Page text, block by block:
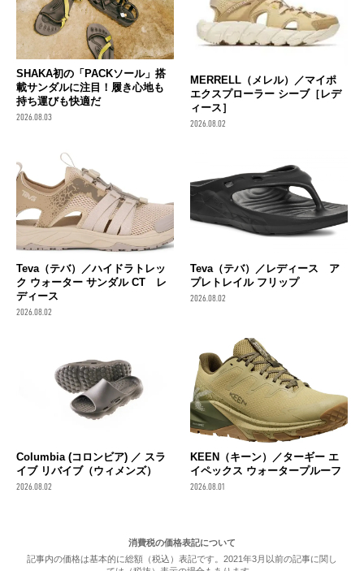
SHAKA初の「PACKソール」搭
載サンダルに注目！履き心地も
持ち運びも快適だ
2026.08.03
MERRELL（メレル）／マイポ
エクスプローラー シーブ［レデ
ィース］
2026.08.02
Teva（テバ）／ハイドラトレッ
ク ウォーター サンダル CT レ
ディース
2026.08.02
Teva（テバ）／レディース ア
プレトレイル フリップ
2026.08.02
Columbia (コロンビア) ／ スラ
イブ リバイブ（ウィメンズ）
2026.08.02
KEEN（キーン）／ターギー エ
イペックス ウォータープルーフ
2026.08.01
消費税の価格表記について
記事内の価格は基本的に総額（税込）表記です。2021年3月以前の記事に関し